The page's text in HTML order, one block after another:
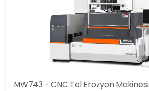
MW743 - CNC Tel Erozyon Makinesi